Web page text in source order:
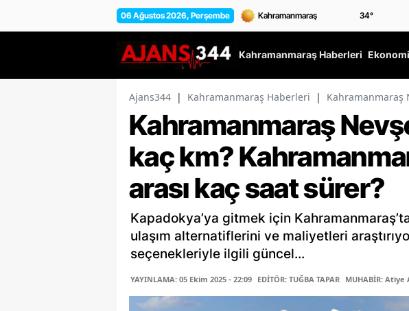
06 Ağustos 2026, Perşembe 34°
Kahramanmaraş Haberleri Ekonomi
Ajans344 | Kahramanmaraş Haberleri | Kahramanmaraş
Kahramanmaraş
kaç km?
arası kaç saat sürer?
Kapadokya’ya gitmek için
ulaşım alternatiflerini ve maliyetleri
seçenekleriyle ilgili güncel...
YAYINLAMA: 05 Ekim 2025 - 22:09 EDİTÖR: TUĞBA TAPAR MUHABİR: Atiye